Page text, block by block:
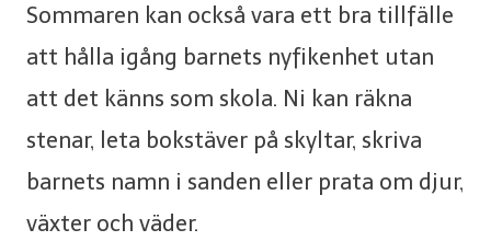
Sommaren kan också vara ett bra tillfälle
att hålla igång barnets nyfikenhet utan
att det känns som skola. Ni kan räkna
stenar, leta bokstäver på skyltar, skriva
barnets namn i sanden eller prata om djur,
växter och väder.